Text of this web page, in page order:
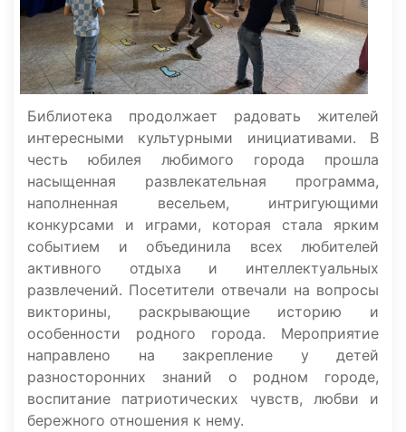
Библиотека продолжает радовать жителей
интересными культурными инициативами. В
честь юбилея любимого города прошла
насыщенная развлекательная программа,
наполненная весельем, интригующими
конкурсами и играми, которая стала ярким
событием и объединила всех любителей
активного отдыха и интеллектуальных
развлечений. Посетители отвечали на вопросы
викторины, раскрывающие историю и
особенности родного города. Мероприятие
направлено на закрепление у детей
разносторонних знаний о родном городе,
воспитание патриотических чувств, любви и
бережного отношения к нему.